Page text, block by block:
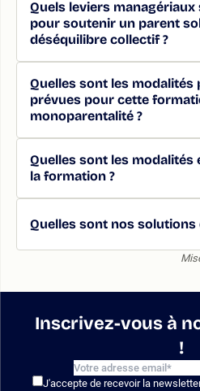
Quels leviers
pour soutenir un parent
déséquilibre collectif ?
Quelles sont les modalités
prévues pour cette
monoparentalité ?
Quelles sont les modalités
la formation ?
Quelles sont nos solutions
Inscrivez-vous à
!
J'accepte de recevoir la